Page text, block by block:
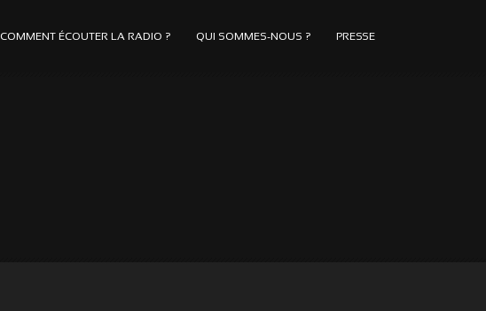
COMMENT ÉCOUTER LA RADIO ? QUI SOMMES-NOUS ? PRESSE